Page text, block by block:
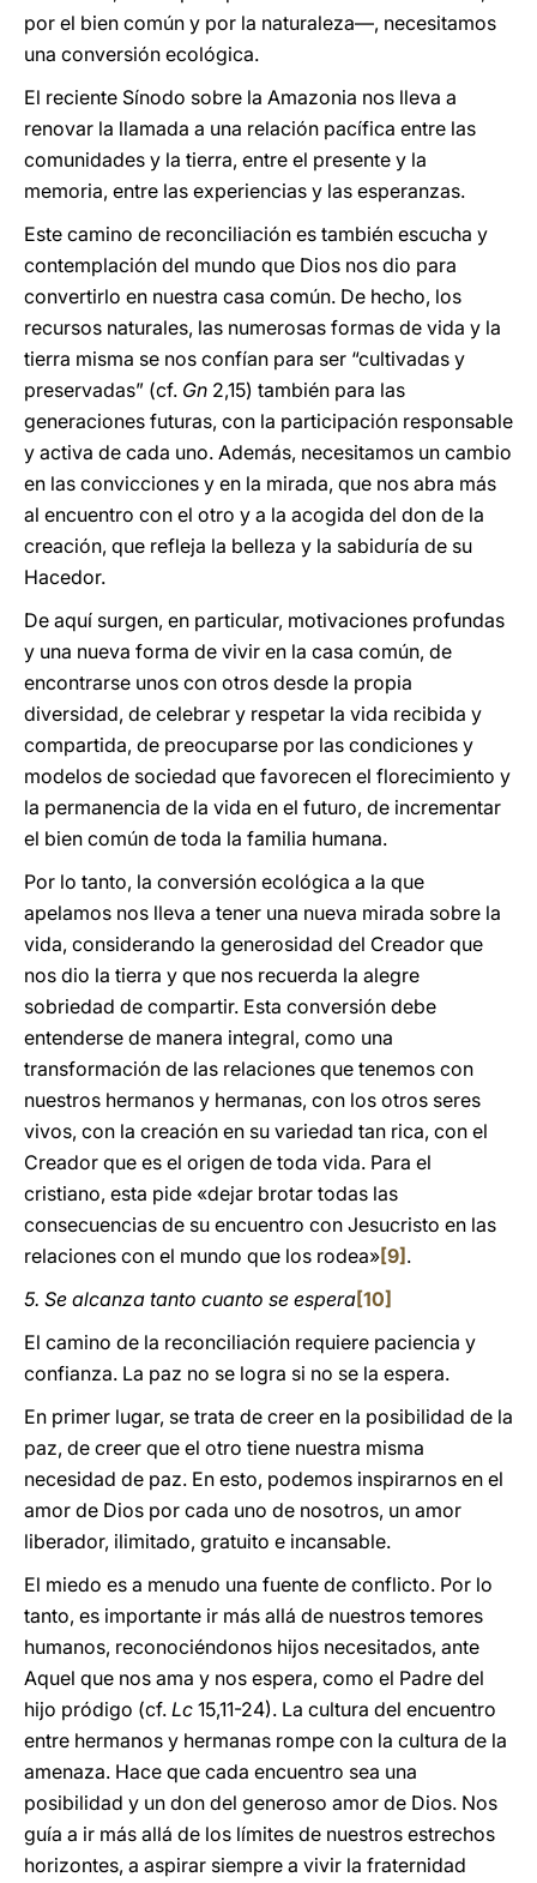
por el bien común y por la naturaleza—, necesitamos
una conversión ecológica.
El reciente Sínodo sobre la Amazonia nos lleva a
renovar la llamada a una relación pacífica entre las
comunidades y la tierra, entre el presente y la
memoria, entre las experiencias y las esperanzas.
Este camino de reconciliación es también escucha y
contemplación del mundo que Dios nos dio para
convertirlo en nuestra casa común. De hecho, los
recursos naturales, las numerosas formas de vida y la
tierra misma se nos confían para ser “cultivadas y
preservadas” (cf. Gn 2,15) también para las
generaciones futuras, con la participación responsable
y activa de cada uno. Además, necesitamos un cambio
en las convicciones y en la mirada, que nos abra más
al encuentro con el otro y a la acogida del don de la
creación, que refleja la belleza y la sabiduría de su
Hacedor.
De aquí surgen, en particular, motivaciones profundas
y una nueva forma de vivir en la casa común, de
encontrarse unos con otros desde la propia
diversidad, de celebrar y respetar la vida recibida y
compartida, de preocuparse por las condiciones y
modelos de sociedad que favorecen el florecimiento y
la permanencia de la vida en el futuro, de incrementar
el bien común de toda la familia humana.
Por lo tanto, la conversión ecológica a la que
apelamos nos lleva a tener una nueva mirada sobre la
vida, considerando la generosidad del Creador que
nos dio la tierra y que nos recuerda la alegre
sobriedad de compartir. Esta conversión debe
entenderse de manera integral, como una
transformación de las relaciones que tenemos con
nuestros hermanos y hermanas, con los otros seres
vivos, con la creación en su variedad tan rica, con el
Creador que es el origen de toda vida. Para el
cristiano, esta pide «dejar brotar todas las
consecuencias de su encuentro con Jesucristo en las
relaciones con el mundo que los rodea»[9] .
5. Se alcanza tanto cuanto se espera[10]
El camino de la reconciliación requiere paciencia y
confianza. La paz no se logra si no se la espera.
En primer lugar, se trata de creer en la posibilidad de la
paz, de creer que el otro tiene nuestra misma
necesidad de paz. En esto, podemos inspirarnos en el
amor de Dios por cada uno de nosotros, un amor
liberador, ilimitado, gratuito e incansable.
El miedo es a menudo una fuente de conflicto. Por lo
tanto, es importante ir más allá de nuestros temores
humanos, reconociéndonos hijos necesitados, ante
Aquel que nos ama y nos espera, como el Padre del
hijo pródigo (cf. Lc 15,11-24). La cultura del encuentro
entre hermanos y hermanas rompe con la cultura de la
amenaza. Hace que cada encuentro sea una
posibilidad y un don del generoso amor de Dios. Nos
guía a ir más allá de los límites de nuestros estrechos
horizontes, a aspirar siempre a vivir la fraternidad